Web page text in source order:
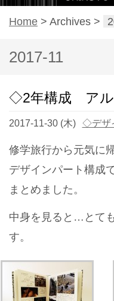
Home > Archives >
2017-11
◇2年構成 アル
2017-11-30 (木) ◇デザ
修学旅行から元気に
デザインパート構成
まとめました。
中身を見ると…とて
す。